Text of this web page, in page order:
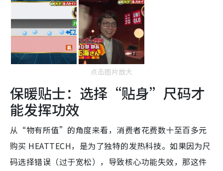
点击图片放大
保暖贴士：选择“贴身”尺码才
能发挥功效
从“物有所值”的角度来看，消费者花费数十至百多元
购买 HEATTECH，是为了独特的发热科技。如果因为尺
码选择错误（过于宽松），导致核心功能失效，那这件